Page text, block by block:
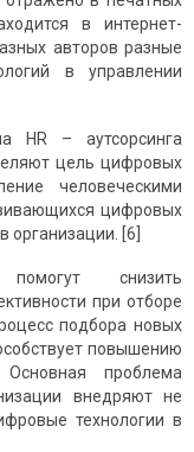
в интернет-
авторов разные
в управлении
HR – аутсорсинга
цель цифровых
человеческими
цифровых
организации. [6]
помогут снизить
при отборе
подбора новых
повышению
Основная проблема
внедряют не
технологии в